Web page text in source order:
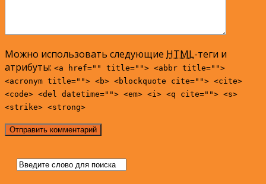
Можно использовать следующие HTML-теги и
атрибуты: <a href="" title=""> <abbr title="">
<acronym title=""> <b> <blockquote cite=""> <cite>
<code> <del datetime=""> <em> <i> <q cite=""> <s>
<strike> <strong>